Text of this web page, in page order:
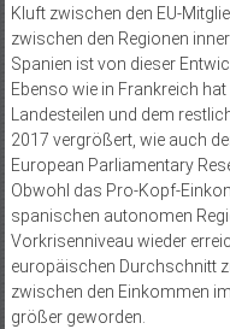
Kluft zwischen den EU-
zwischen den Regionen
Spanien ist von dieser
Ebenso wie in Frankreich
Landesteilen und dem
2017 vergrößert, wie auch
European Parliamentary
Obwohl das Pro-Kopf-
spanischen autonomen
Vorkrisenniveau wieder
europäischen Durchschnitt
zwischen den Einkommen
größer geworden.